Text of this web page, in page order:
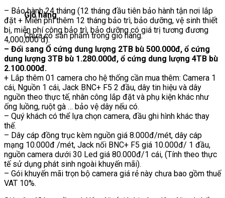
Giỏ hàng
Chưa có sản phẩm trong giỏ hàng.
– Bảo hành 24 tháng (12 tháng đầu tiên bảo hành tận nơi lắp
đặt + Miễn phí thêm 12 tháng bảo trì, bảo dưỡng, vệ sinh thiết
bị, miễn phí công bảo trì, bảo dưỡng có giá trị tương đương
4,000,000 đ).
– Đổi sang Ổ cứng dung lượng 2TB bù 500.000đ, ổ cứng
dung lượng 3TB bù 1.280.000đ, ổ cứng dung lượng 4TB bù
2.100.000đ.
+ Lắp thêm 01 camera cho hệ thống cần mua thêm: Camera 1
cái, Nguồn 1 cái, Jack BNC+ F5 2 đầu, dây tin hiệu và dây
nguồn theo thực tế, nhân công lắp đặt và phụ kiện khác như
ống luồng, ruột gà … bảo vệ dây nếu có.
– Quý khách có thể lựa chọn camera, đầu ghi hình khác thay
thế.
– Dây cáp đồng trục kèm nguồn giá 8.000đ/mét, dây cáp
mạng 10.000đ /mét, Jack nối BNC+ F5 giá 10.000đ/ 1 đầu,
nguồn camera dưới 30 Led giá 80.000đ/1 cái, (Tính theo thực
tế sử dụng phát sinh ngoài khuyến mãi).
– Gói khuyến mãi trọn bộ camera giá rẻ này chưa bao gồm thuế
VAT 10%.